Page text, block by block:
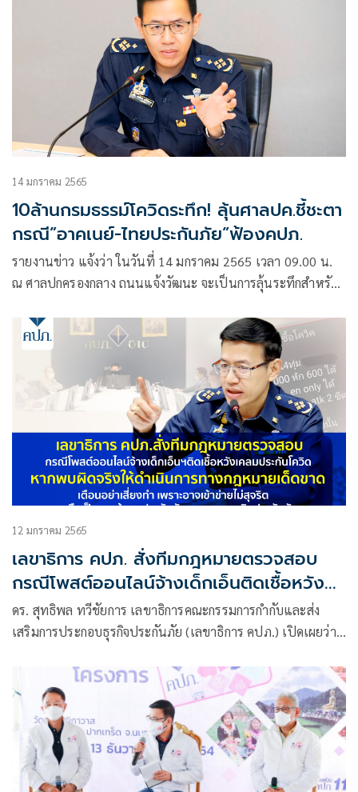
14 มกราคม 2565
10ล้านกรมธรรม์โควิดระทึก! ลุ้นศาลปค.ชี้ชะตา
กรณี”อาคเนย์-ไทยประกันภัย”ฟ้องคปภ.
รายงานข่าว แจ้งว่า ในวันที่ 14 มกราคม 2565 เวลา 09.00 น.
ณ ศาลปกครองกลาง ถนนแจ้งวัฒนะ จะเป็นการลุ้นระทึกสำหรับ
12 มกราคม 2565
เลขาธิการ คปภ. สั่งทีมกฎหมายตรวจสอบ
กรณีโพสต์ออนไลน์จ้างเด็กเอ็นติดเชื้อหวัง
เคลมประกันโควิด หากพบผิดจริงให้ดำเนินการ
ทางกฎหมายเด็ดขาด เตือนอย่าเสี่ยงทำ เพราะ
ภัยและอาจชวดเงินประกันภัย
ดร. สุทธิพล ทวีชัยการ เลขาธิการคณะกรรมการกำกับและส่ง
เสริมการประกอบธุรกิจประกันภัย (เลขาธิการ คปภ.) เปิดเผยว่า